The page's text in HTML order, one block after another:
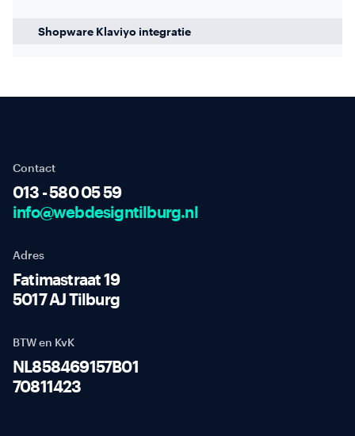
Shopware Klaviyo integratie
Contact
013 - 580 05 59
info@webdesigntilburg.nl
Adres
Fatimastraat 19
5017 AJ Tilburg
BTW en KvK
NL858469157B01
70811423